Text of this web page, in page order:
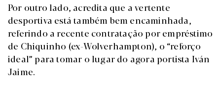
Por outro lado, acredita que a vertente
desportiva está também bem encaminhada,
referindo a recente contratação por empréstimo
de Chiquinho (ex-Wolverhampton), o “reforço
ideal” para tomar o lugar do agora portista Iván
Jaime.